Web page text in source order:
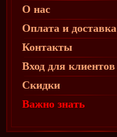
О нас
Оплата и доставка
Контакты
Вход для клиентов
Скидки
Важно знать